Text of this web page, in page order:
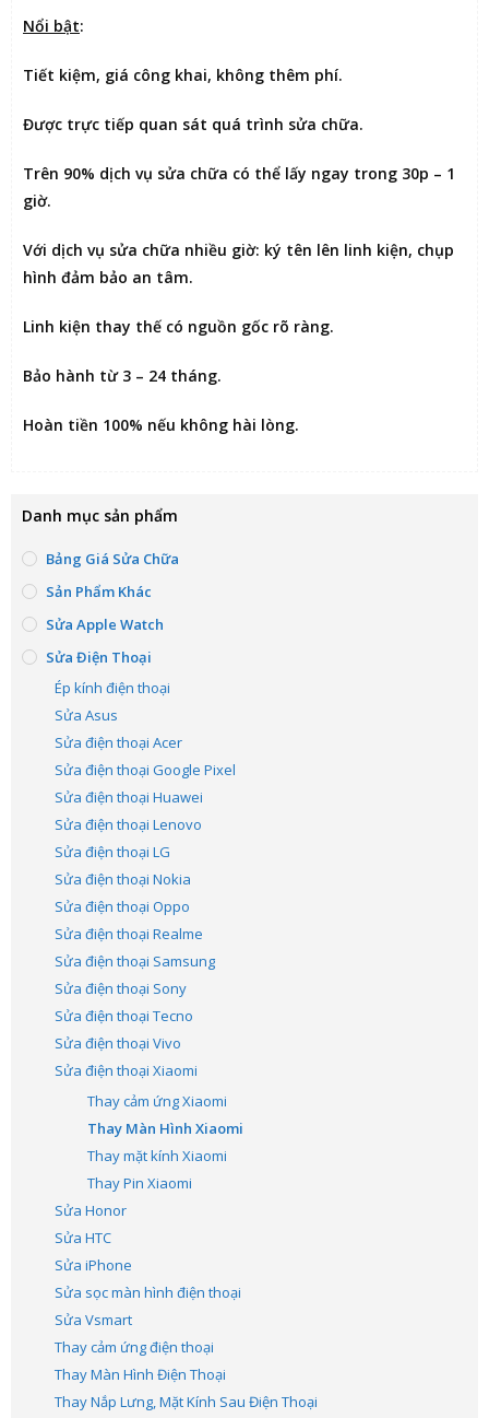
Nổi bật:
Tiết kiệm, giá công khai, không thêm phí.
Được trực tiếp quan sát quá trình sửa chữa.
Trên 90% dịch vụ sửa chữa có thể lấy ngay trong 30p – 1
giờ.
Với dịch vụ sửa chữa nhiều giờ: ký tên lên linh kiện, chụp
hình đảm bảo an tâm.
Linh kiện thay thế có nguồn gốc rõ ràng.
Bảo hành từ 3 – 24 tháng.
Hoàn tiền 100% nếu không hài lòng.
Danh mục sản phẩm
Bảng Giá Sửa Chữa
Sản Phẩm Khác
Sửa Apple Watch
Sửa Điện Thoại
Ép kính điện thoại
Sửa Asus
Sửa điện thoại Acer
Sửa điện thoại Google Pixel
Sửa điện thoại Huawei
Sửa điện thoại Lenovo
Sửa điện thoại LG
Sửa điện thoại Nokia
Sửa điện thoại Oppo
Sửa điện thoại Realme
Sửa điện thoại Samsung
Sửa điện thoại Sony
Sửa điện thoại Tecno
Sửa điện thoại Vivo
Sửa điện thoại Xiaomi
Thay cảm ứng Xiaomi
Thay Màn Hình Xiaomi
Thay mặt kính Xiaomi
Thay Pin Xiaomi
Sửa Honor
Sửa HTC
Sửa iPhone
Sửa sọc màn hình điện thoại
Sửa Vsmart
Thay cảm ứng điện thoại
Thay Màn Hình Điện Thoại
Thay Nắp Lưng, Mặt Kính Sau Điện Thoại